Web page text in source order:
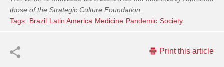
those of the Strategic Culture Foundation.
Tags: Brazil Latin America Medicine Pandemic Society
Print this article